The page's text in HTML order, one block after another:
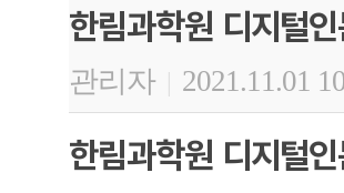
한림과학원 디지털
관리자 | 2021.11.01
한림과학원 디지털